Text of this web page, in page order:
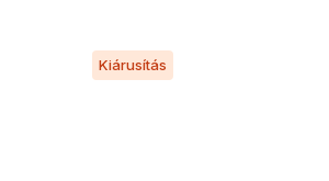
Kiárusítás